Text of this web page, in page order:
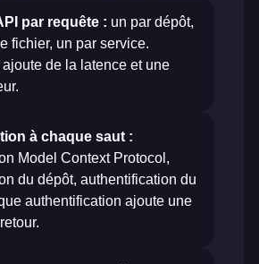
par requête : un par dépôt,
fichier, un par service.
de la latence et une
à chaque saut :
Model Context Protocol,
du dépôt, authentification du
authentification ajoute une